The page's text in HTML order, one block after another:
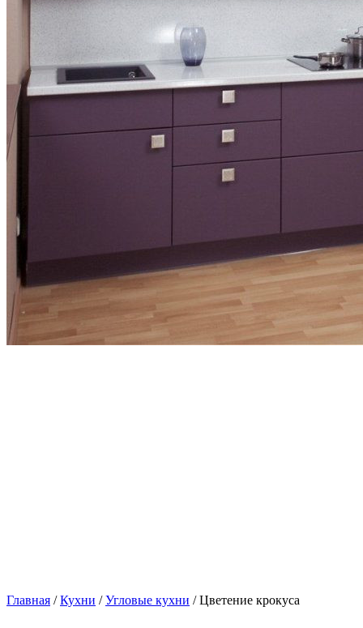
Главная /Кухни /Угловые кухни / Цветение крокуса